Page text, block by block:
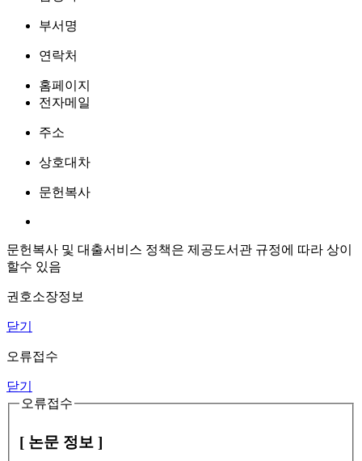
부서명
연락처
홈페이지
전자메일
주소
상호대차
문헌복사
문헌복사 및 대출서비스 정책은 제공도서관 규정에 따라 상이
할수 있음
권호소장정보
닫기
오류접수
닫기
오류접수
[ 논문 정보 ]